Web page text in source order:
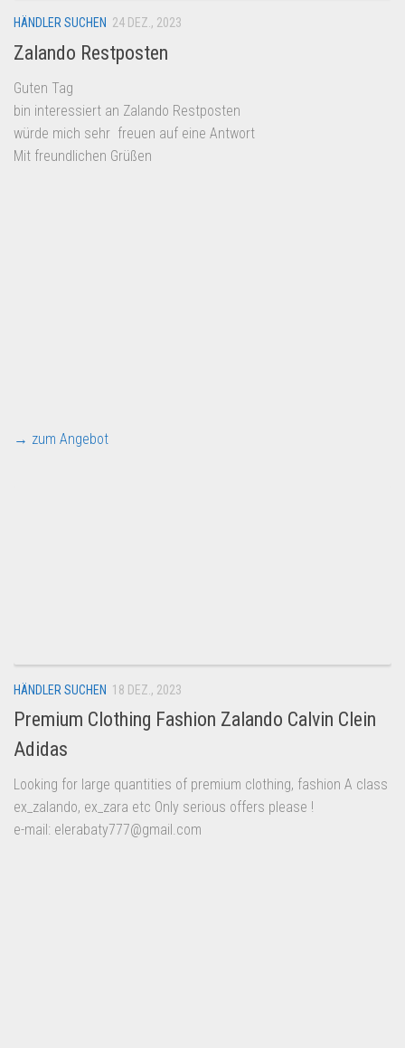
HÄNDLER SUCHEN 24 DEZ., 2023
Zalando Restposten
Guten Tag
bin interessiert an Zalando Restposten
würde mich sehr freuen auf eine Antwort
Mit freundlichen Grüßen
→ zum Angebot
HÄNDLER SUCHEN 18 DEZ., 2023
Premium Clothing Fashion Zalando Calvin Clein
Adidas
Looking for large quantities of premium clothing, fashion A class
ex_zalando, ex_zara etc Only serious offers please !
e-mail: elerabaty777@gmail.com